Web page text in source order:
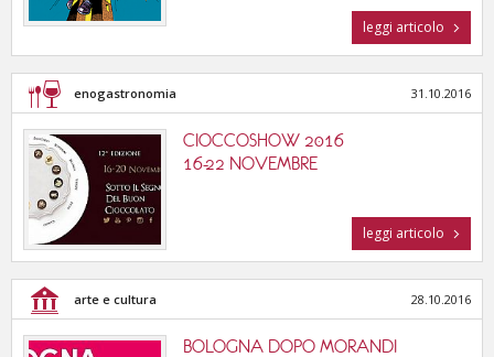
leggi articolo
enogastronomia 31.10.2016
CIOCCOSHOW 2016
16-22 NOVEMBRE
leggi articolo
arte e cultura 28.10.2016
BOLOGNA DOPO MORANDI